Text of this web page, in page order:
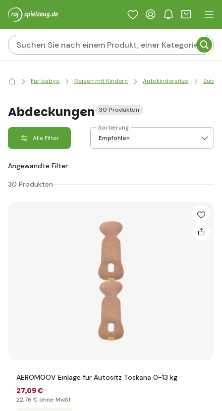
Für babys Reisen mit Kindern Autokindersitze
Abdeckungen 30 Produkten
Alle Filter
Sortierung
Angewandte Filter:
30 Produkten
AEROMOOV Einlage für Autositz Toskana 0-13 kg
27,09 €
22,76 € ohne MwSt